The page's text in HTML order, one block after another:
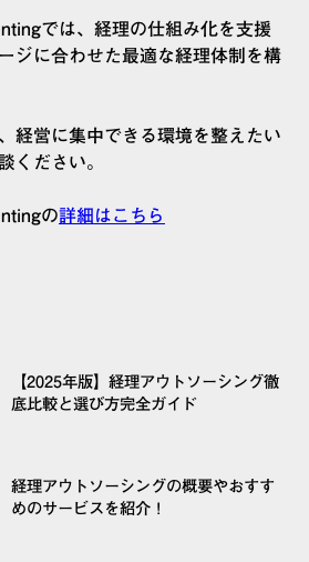
では、経理の仕組み化を支援
ジに合わせた最適な経理体制を構
経営に集中できる環境を整えたい
ください。
の詳細はこちら
【2025年版】経理アウトソーシング徹
底比較と選び方完全ガイド
経理アウトソーシングの概要やおすす
めのサービスを紹介！